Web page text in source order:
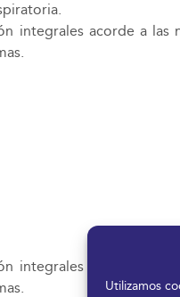
Utilizamos
integrales acorde a las
integrales acorde a las